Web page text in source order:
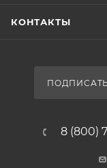
КОНТАКТЫ
8 (800)